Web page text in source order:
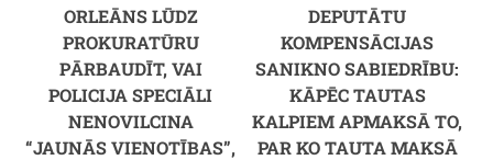
ORLEĀNS LŪDZ
PROKURATŪRU
PĀRBAUDĪT, VAI
POLICIJA SPECIĀLI
NENOVILCINA
“JAUNĀS VIENOTĪBAS”,
DEPUTĀTU
KOMPENSĀCIJAS
SANIKNO SABIEDRĪBU:
KĀPĒC TAUTAS
KALPIEM APMAKSĀ TO,
PAR KO TAUTA MAKSĀ